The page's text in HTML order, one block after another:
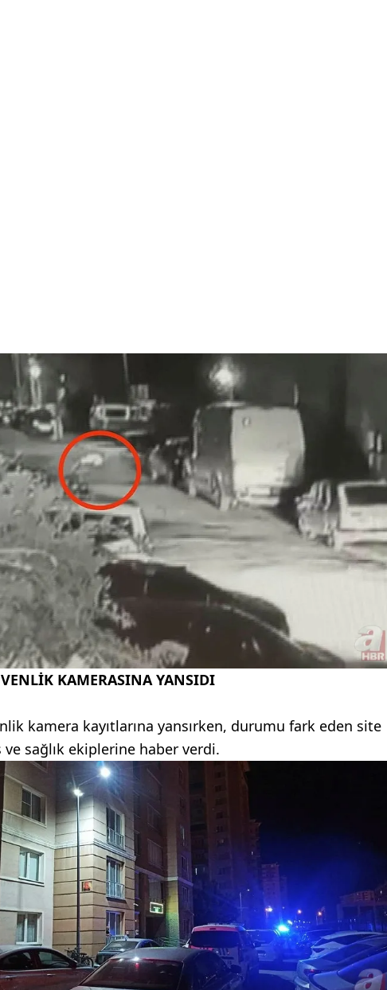
KAMERASINA YANSIDI
kamera kayıtlarına yansırken, durumu fark eden site
sağlık ekiplerine haber verdi.